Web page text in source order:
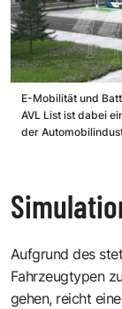
E-Mobilität und
AVL List ist dabei
der
Aufgrund des
Fahrzeugtypen
gehen, reicht